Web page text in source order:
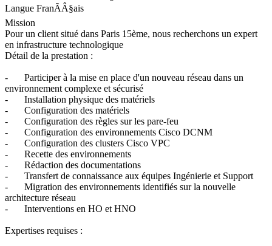
Langue FranÃÂ§ais
Mission
Pour un client situé dans Paris 15ème, nous recherchons un expert
en infrastructure technologique
Détail de la prestation :
-
Participer à la mise en place d'un nouveau réseau dans un
environnement complexe et sécurisé
-
Installation physique des matériels
-
Configuration des matériels
-
Configuration des règles sur les pare-feu
-
Configuration des environnements Cisco DCNM
-
Configuration des clusters Cisco VPC
-
Recette des environnements
-
Rédaction des documentations
-
Transfert de connaissance aux équipes Ingénierie et Support
-
Migration des environnements identifiés sur la nouvelle
architecture réseau
-
Interventions en HO et HNO
Expertises requises :